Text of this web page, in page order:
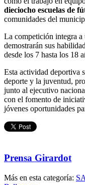
dieciocho escuelas de
comunidades del
La competición integra a
demostrarán sus
desde los 7 hasta los 18
Esta actividad deportiva
deporte y la juventud,
junto al ejecutivo
con el fomento de
jóvenes oportunidades
Prensa Girardot
Más en esta categoría: